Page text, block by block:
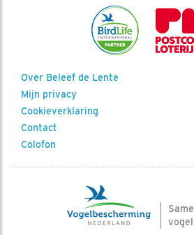
Over Beleef de Lente
Mijn privacy
Cookieverklaring
Contact
Colofon